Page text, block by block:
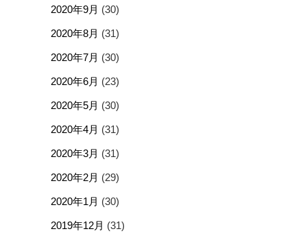
2020年9月 (30)
2020年8月 (31)
2020年7月 (30)
2020年6月 (23)
2020年5月 (30)
2020年4月 (31)
2020年3月 (31)
2020年2月 (29)
2020年1月 (30)
2019年12月 (31)